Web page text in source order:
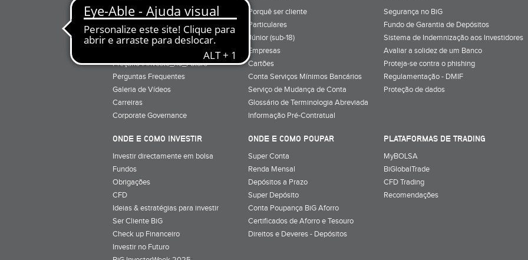
Quem Somos
Preçário
Minha conta
Preçário #Investe_no_Futuro
Perguntas Frequentes
Galeria de Vídeos
Carreiras
Corporate Governance
Porquê ser cliente
Particulares
Júnior (sub-18)
Empresas
Cartões
Conta Serviços Mínimos Bancários
Serviço de Mudança de Conta
Glossário de Terminologia Abreviada
Informação Pré-Contratual
Segurança no BiG
Fundo de Garantia de Depósitos
Sistema de Indemnização aos Investidores
Avaliar a solidez de um Banco
Proteja-se contra o phishing
Regulamentação - DMIF
Proteção de dados
ONDE E COMO INVESTIR
Investir directamente em bolsa
Fundos
Obrigações
CFD
Ideias & estratégias para investir
Ser Cliente BiG
Check up Financeiro
Investir no Futuro
ONDE E COMO POUPAR
Super Conta
Renda Mensal
Depósitos a Prazo
Super Depósito
Conta Poupança BiG Aforro
Certificados de Aforro e Tesouro
Direitos e Deveres - Depósitos
PLATAFORMAS DE TRADING
MyBOLSA
BiGlobalTrade
CFD Trading
Recomendações